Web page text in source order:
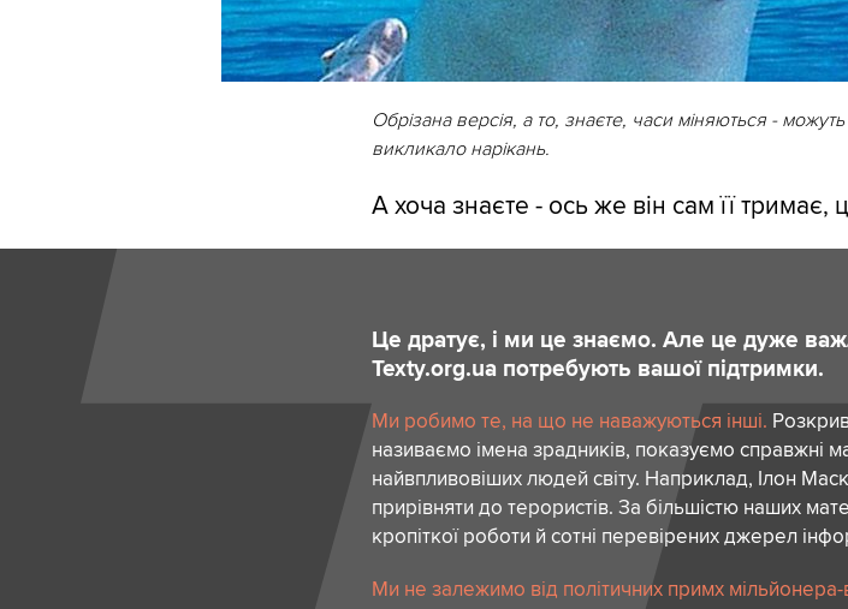
Обрізана версія, а то, знаєте, часи міняються -
викликало нарікань.
А хоча знаєте - ось же він сам її
Це дратує, і ми це знаємо. Але це дуже
Texty.org.ua потребують вашої підтримки.
Ми робимо те, на що не наважуються інші.
називаємо імена зрадників, показуємо справжні
найвпливовіших людей світу. Наприклад, Ілон
прирівняти до терористів. За більшістю наших
кропіткої роботи й сотні перевірених джерел
Ми не залежимо від політичних примх